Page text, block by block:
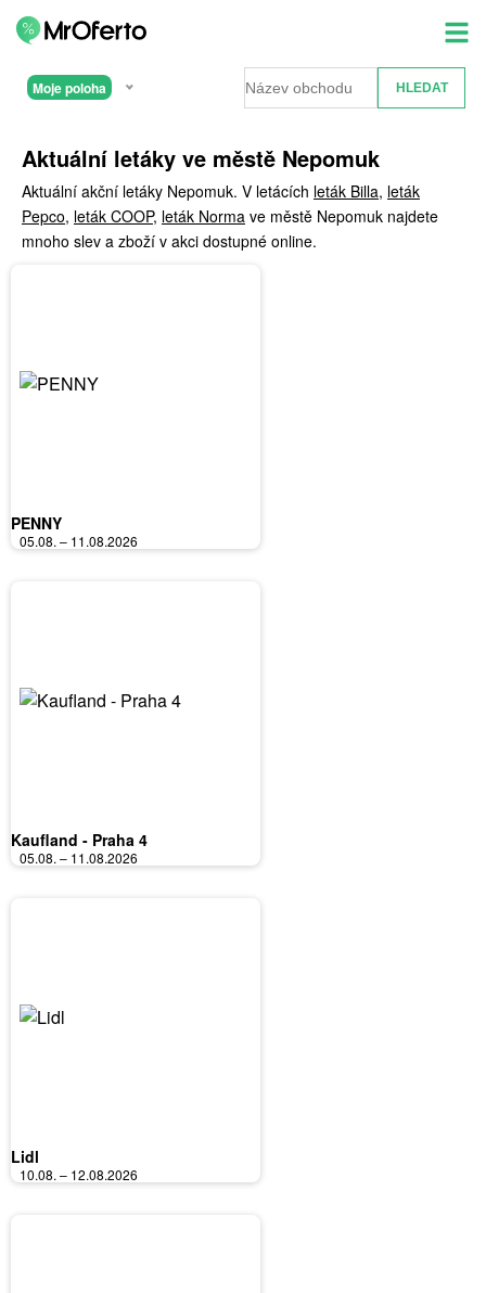
Moje poloha
Aktuální letáky ve městě Nepomuk
Aktuální akční letáky Nepomuk. V letácích leták Billa, leták
Pepco, leták COOP, leták Norma ve městě Nepomuk najdete
mnoho slev a zboží v akci dostupné online.
PENNY
05.08. – 11.08.2026
Kaufland - Praha 4
05.08. – 11.08.2026
Lidl
10.08. – 12.08.2026